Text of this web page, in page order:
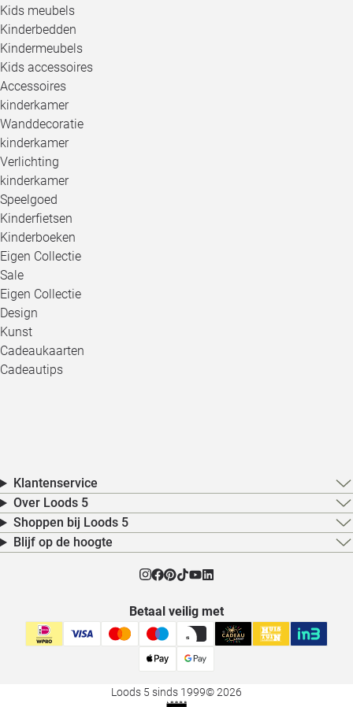
Kids meubels
Kinderbedden
Kindermeubels
Kids accessoires
Accessoires
kinderkamer
Wanddecoratie
kinderkamer
Verlichting
kinderkamer
Speelgoed
Kinderfietsen
Kinderboeken
Eigen Collectie
Sale
Eigen Collectie
Design
Kunst
Cadeaukaarten
Cadeautips
Klantenservice
Over Loods 5
Shoppen bij Loods 5
Blijf op de hoogte
Betaal veilig met
Loods 5 sinds 1999© 2026